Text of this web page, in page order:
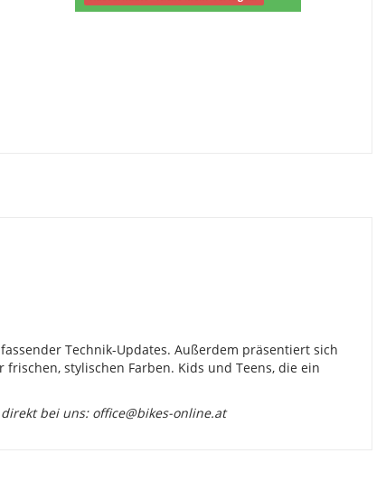
Technik-Updates. Außerdem präsentiert sich
frischen, stylischen Farben. Kids und Teens, die ein
bei uns: office@bikes-online.at